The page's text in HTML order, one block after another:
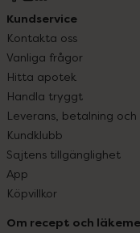
Kundservice
Kontakta oss
Vanliga frågor
Hitta apotek
Handla tryggt
Leverans, betalning
Kundklubb
Sajtens tillgänglighet
App
Köpvillkor
Om recept och